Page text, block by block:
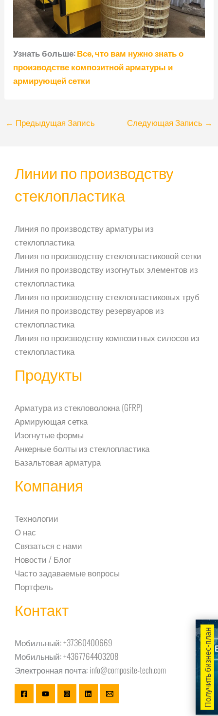
Узнать больше:Все, что вам нужно знать о
производстве композитной арматуры и
армирующей сетки
← Предыдущая Запись Следующая Запись →
Линии по производству
стеклопластика
Линия по производству арматуры из
стеклопластика
Линия по производству стеклопластиковой сетки
Линия по производству изогнутых элементов из
стеклопластика
Линия по производству стеклопластиковых труб
Линия по производству резервуаров из
стеклопластика
Линия по производству композитных силосов из
стеклопластика
Продукты
Арматура из стекловолокна (GFRP)
Армирующая сетка
Изогнутые формы
Анкерные болты из стеклопластика
Базальтовая арматура
Компания
Технологии
О нас
Связаться с нами
Новости / Блог
Часто задаваемые вопросы
Портфель
Контакт
Мобильный:+37360400669
Мобильный:+4367764403208
Электронная почта:info@composite-tech.com Получить бизнес-план